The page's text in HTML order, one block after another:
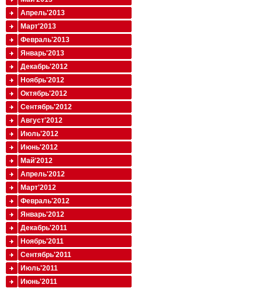
Апрель'2013
Март'2013
Февраль'2013
Январь'2013
Декабрь'2012
Ноябрь'2012
Октябрь'2012
Сентябрь'2012
Август'2012
Июль'2012
Июнь'2012
Май'2012
Апрель'2012
Март'2012
Февраль'2012
Январь'2012
Декабрь'2011
Ноябрь'2011
Сентябрь'2011
Июль'2011
Июнь'2011